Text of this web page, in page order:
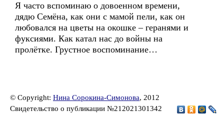
Я часто вспоминаю о довоенном времени,
дядю Семёна, как они с мамой пели, как он
любовался на цветы на окошке – геранями и
фуксиями. Как катал нас до войны на
пролётке. Грустное воспоминание…
© Copyright: Нина Сорокина-Симонова, 2012
Свидетельство о публикации №212021301342